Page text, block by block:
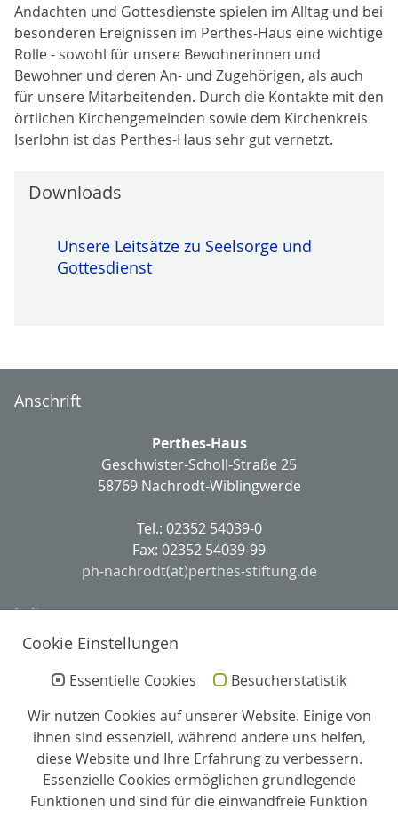
Andachten und Gottesdienste spielen im Alltag und bei
besonderen Ereignissen im Perthes-Haus eine wichtige
Rolle - sowohl für unsere Bewohnerinnen und
Bewohner und deren An- und Zugehörigen, als auch
für unsere Mitarbeitenden. Durch die Kontakte mit den
örtlichen Kirchengemeinden sowie dem Kirchenkreis
Iserlohn ist das Perthes-Haus sehr gut vernetzt.
Downloads
Unsere Leitsätze zu Seelsorge und
Gottesdienst
Anschrift
Perthes-Haus
Geschwister-Scholl-Straße 25
58769 Nachrodt-Wiblingwerde
Tel.: 02352 54039-0
Fax: 02352 54039-99
ph-nachrodt(at)perthes-stiftung.de
Leitung
Anja Fellechner
Stellv. Leitung und Pflegedienstleitung:
Madita Köpke
Zertifizierung
Cookie Einstellungen
Essentielle Cookies
Besucherstatistik
Wir nutzen Cookies auf unserer Website. Einige von
ihnen sind essenziell, während andere uns helfen,
diese Website und Ihre Erfahrung zu verbessern.
Essenzielle Cookies ermöglichen grundlegende
Funktionen und sind für die einwandfreie Funktion